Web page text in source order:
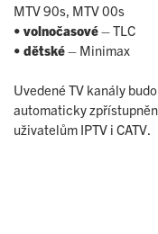
MTV 90s, MTV 00s
• volnočasové– TLC
• dětské– Minimax
Uvedené TV kanály
automaticky
uživatelům IPTV i CATV.